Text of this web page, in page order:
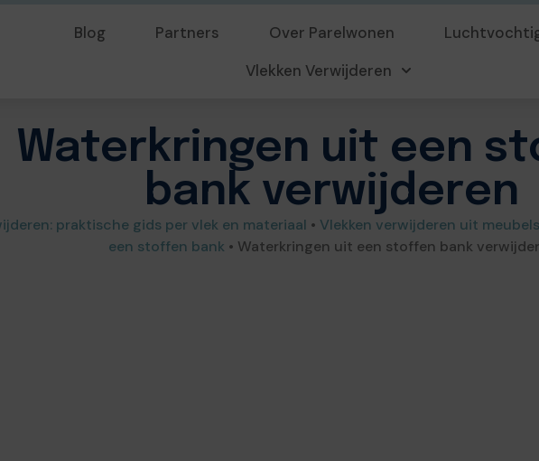
Blog Partners Over Parelwonen
Vlekken Verwijderen
Waterkringen uit een
bank verwijderen
praktische gids per vlek en materiaal • Vlekken verwijderen uit
een stoffen bank • Waterkringen uit een stoffen bank